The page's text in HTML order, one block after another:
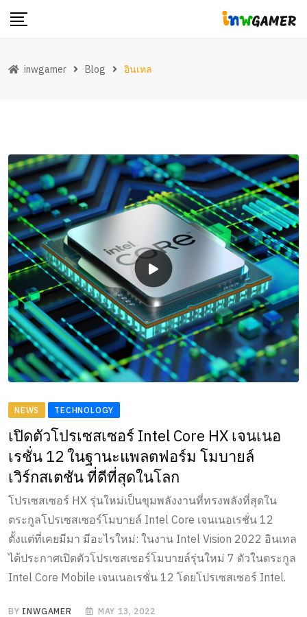
Skip
inwgamer Blog อินเทล
NEWS TECHNOLOGY
เปิดตัวโปรเซสเซอร์ Intel Core HX เจนเนอ
เรชั่น 12 ในฐานะแพลตฟอร์ม โมบายล์
เวิร์กสเตชัน ที่ดีที่สุดในโลก
โปรเซสเซอร์ HX รุ่นใหม่เป็นขุมพลังงานที่ทรงพลังที่สุดใน
ตระกูลโปรเซสเซอร์โมบายล์ Intel Core เจนเนอเรชั่น 12
ตั้งแต่ที่เคยมีมา มีอะไรใหม่: ในงาน Intel Vision 2022 อินเทล
ได้ประกาศเปิดตัวโปรเซสเซอร์โมบายล์รุ่นใหม่ 7 ตัวในตระกูล
Intel Core Mobile เจนเนอเรชั่น 12 โดยโปรเซสเซอร์ Intel.
BY INWGAMER MAY 13, 2022